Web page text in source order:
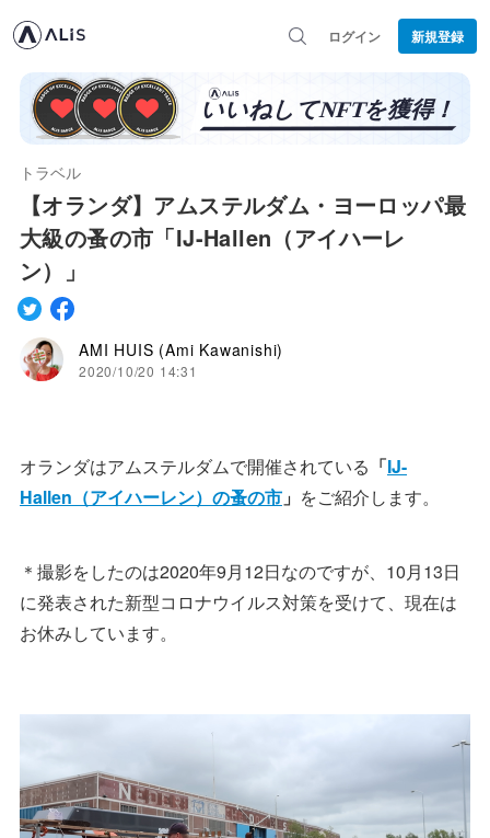
ログイン 新規登録
トラベル
【オランダ】アムステルダム・ヨーロッパ最
大級の蚤の市「IJ-Hallen（アイハーレ
ン）」
AMI HUIS (Ami Kawanishi)
2020/10/20 14:31
オランダはアムステルダムで開催されている 「IJ-
Hallen（アイハーレン）の蚤の市 」 をご紹介します。
＊撮影をしたのは2020年9月12日なのですが、10月13日
に発表された新型コロナウイルス対策を受けて、現在は
お休みしています。